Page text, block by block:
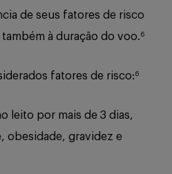
de seus fatores de risco
à duração do voo.6
fatores de risco:6
leito por mais de 3 dias,
obesidade, gravidez e